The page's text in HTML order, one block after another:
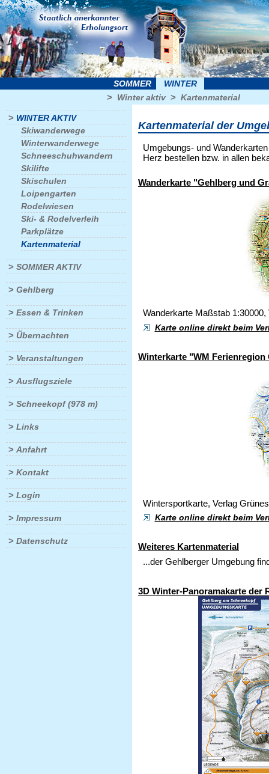
SOMMER WINTER
> Winter aktiv > Kartenmaterial
> WINTER AKTIV
Skiwanderwege
Winterwanderwege
Schneeschuhwandern
Skilifte
Skischulen
Loipengarten
Rodelwiesen
Ski- & Rodelverleih
Parkplätze
Kartenmaterial
> SOMMER AKTIV
> Gehlberg
> Essen & Trinken
> Übernachten
> Veranstaltungen
> Ausflugsziele
> Schneekopf (978 m)
> Links
> Anfahrt
> Kontakt
> Login
> Impressum
> Datenschutz
Kartenmaterial der
Umgebungs- und
Herz bestellen bzw. in allen
Wanderkarte "Gehlberg und
Wanderkarte Maßstab
Karte online direkt beim
Winterkarte "WM Ferienregion
Wintersportkarte, Verlag
Karte online direkt beim
Weiteres Kartenmaterial
...der Gehlberger Umgebung
3D Winter-Panoramakarte der